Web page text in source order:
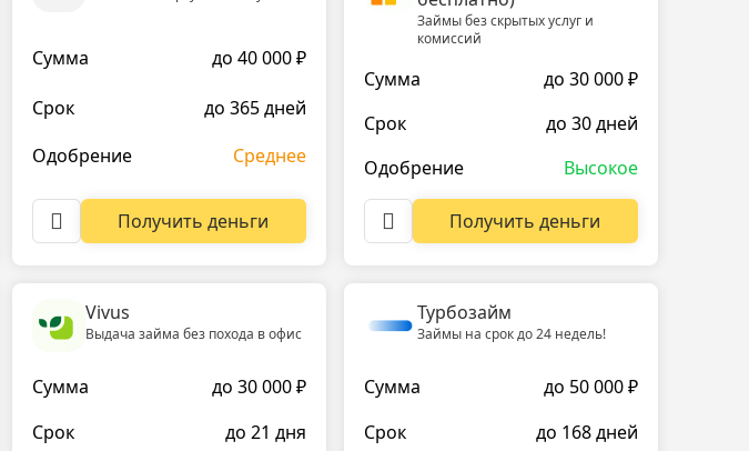
Сумма до 40 000 ₽
Срок
до 365 дней
Одобрение
Среднее
Получить деньги
Займы без скрытых услуг и
комиссий
Сумма
до 30 000 ₽
Срок
до 30 дней
Одобрение
Высокое
Получить деньги
Vivus
Выдача займа без похода в офис
Сумма
до 30 000 ₽
Срок
до 21 дня
Турбозайм
Займы на срок до 24 недель!
Сумма
до 50 000 ₽
Срок
до 168 дней